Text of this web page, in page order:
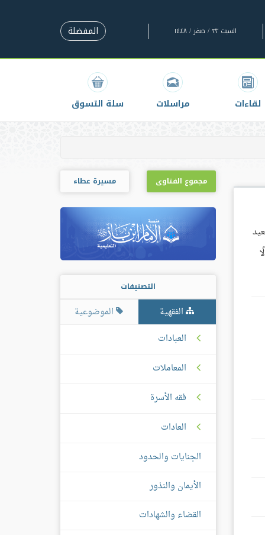
السبت ٢٣ / صفر / ١٤٤٨ المفضلة
لقاءات مراسلات سلة التسوق
عن سعيد
مجموع الفتاوى مسيرة عطاء
التصنيفات
الفقهية
الموضوعية
العبادات
المعاملات
فقه الأسرة
العادات
الجنايات والحدود
الأيمان والنذور
القضاء والشهادات